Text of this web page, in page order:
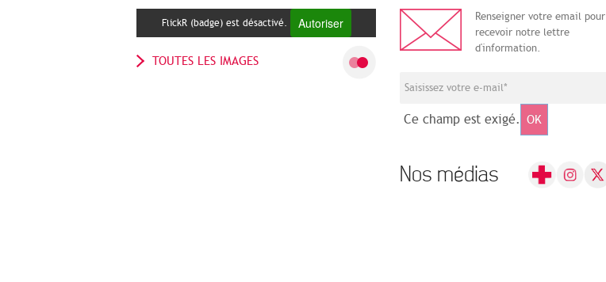
FlickR (badge) est désactivé. Autoriser
TOUTES LES IMAGES
Renseigner votre email pour
recevoir notre lettre
d'information.
Ce champ est exigé. OK
Nos médias